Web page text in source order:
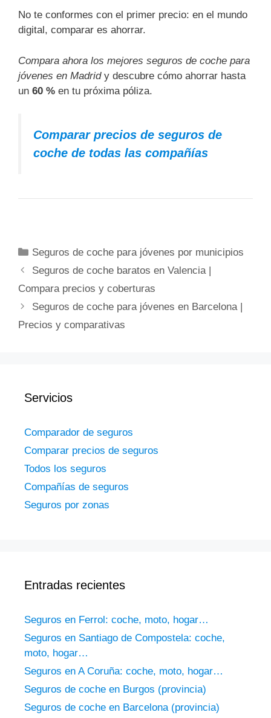
No te conformes con el primer precio: en el mundo
digital, comparar es ahorrar.
Compara ahora los mejores seguros de coche para
jóvenes en Madridy descubre cómo ahorrar hasta
un 60 % en tu próxima póliza.
Comparar precios de seguros de
coche de todas las compañías
Categorías
Seguros de coche para jóvenes por municipios
Seguros de coche baratos en Valencia |
Compara precios y coberturas
Seguros de coche para jóvenes en Barcelona |
Precios y comparativas
Servicios
Comparador de seguros
Comparar precios de seguros
Todos los seguros
Compañías de seguros
Seguros por zonas
Entradas recientes
Seguros en Ferrol: coche, moto, hogar…
Seguros en Santiago de Compostela: coche,
moto, hogar…
Seguros en A Coruña: coche, moto, hogar…
Seguros de coche en Burgos (provincia)
Seguros de coche en Barcelona (provincia)